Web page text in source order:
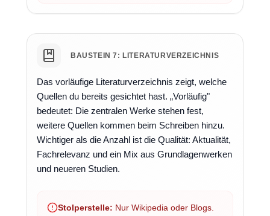
BAUSTEIN 7: LITERATURVERZEICHNIS
Das vorläufige Literaturverzeichnis zeigt, welche
Quellen du bereits gesichtet hast. „Vorläufig"
bedeutet: Die zentralen Werke stehen fest,
weitere Quellen kommen beim Schreiben hinzu.
Wichtiger als die Anzahl ist die Qualität: Aktualität,
Fachrelevanz und ein Mix aus Grundlagenwerken
und neueren Studien.
Stolperstelle: Nur Wikipedia oder Blogs.